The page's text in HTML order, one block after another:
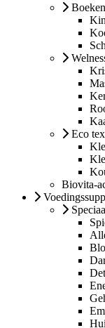
Boeken
Eco
Biovita-